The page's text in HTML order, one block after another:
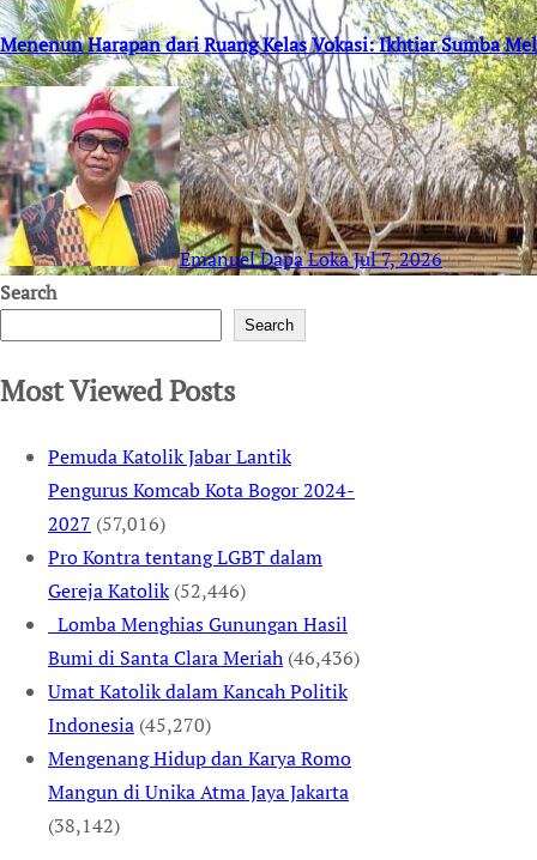
Menenun Harapan dari Ruang Kelas Vokasi: Ikhtiar Sumba
Emanuel Dapa LokaJul 7, 2026
Search
Search
Most Viewed Posts
Pemuda Katolik Jabar Lantik
Pengurus Komcab Kota Bogor 2024-
2027 (57,016)
Pro Kontra tentang LGBT dalam
Gereja Katolik (52,446)
Lomba Menghias Gunungan Hasil
Bumi di Santa Clara Meriah (46,436)
Umat Katolik dalam Kancah Politik
Indonesia (45,270)
Mengenang Hidup dan Karya Romo
Mangun di Unika Atma Jaya Jakarta
(38,142)